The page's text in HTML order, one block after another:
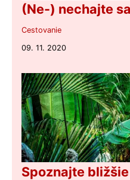
(Ne-) nechajte
Cestovanie
09. 11. 2020
Spoznajte